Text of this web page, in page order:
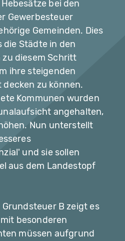
bei den
Gewerbesteuer
Gemeinden. Dies
die Städte in den
diesem Schritt
ihre steigenden
zu können.
Kommunen wurden
angehalten,
Nun unterstellt
und sie sollen
aus dem Landestopf
B zeigt es
besonderen
müssen aufgrund